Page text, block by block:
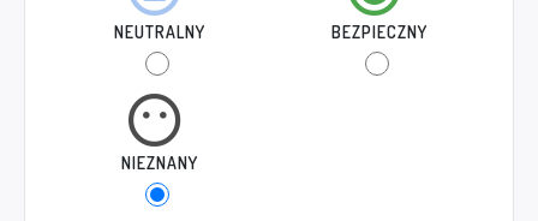
NEUTRALNY BEZPIECZNY
NIEZNANY